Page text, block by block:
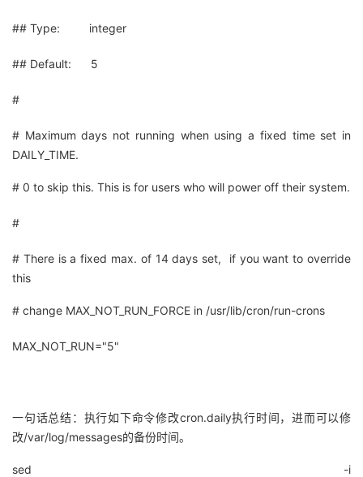
## Type: integer
## Default: 5
#
# Maximum days not running when using a fixed time set in
DAILY_TIME.
# 0 to skip this. This is for users who will power off their system.
#
# There is a fixed max. of 14 days set, if you want to override
this
# change MAX_NOT_RUN_FORCE in /usr/lib/cron/run-crons
MAX_NOT_RUN="5"
一句话总结： 执行如下命令修改cron.daily执行时间，进而可以修
改/var/log/messages的备份时间。
sed -i